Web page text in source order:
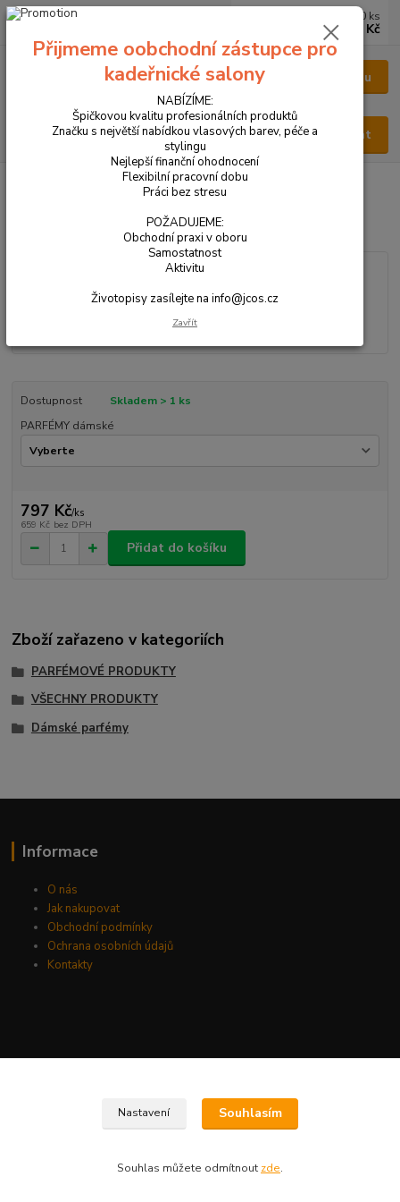
Menu
Hledat
0 ks
0 Kč
VŠECHNY PRODUKTY PARFÉM DÁMSKÝ 100ml
PARFÉM DÁMSKÝ 100ml
Dostupnost
Skladem > 1 ks
PARFÉMY dámské
797 Kč/ks
659 Kč bez DPH
Přidat do košíku
Zboží zařazeno v kategoriích
PARFÉMOVÉ PRODUKTY
VŠECHNY PRODUKTY
Dámské parfémy
Informace
O nás
Jak nakupovat
Obchodní podmínky
Ochrana osobních údajů
Kontakty
Přijmeme oobchodní zástupce pro
kadeřnické salony
NABÍZÍME:
Špičkovou kvalitu profesionálních produktů
Značku s největší nabídkou vlasových barev, péče a
stylingu
Nejlepší finanční ohodnocení
Flexibilní pracovní dobu
Práci bez stresu
POŽADUJEME:
Obchodní praxi v oboru
Samostatnost
Aktivitu
Životopisy zasílejte na info@jcos.cz
Zavřít
Nastavení Souhlasím
Souhlas můžete odmítnout zde.